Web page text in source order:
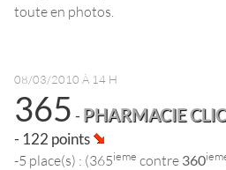
toute en photos.
08/03/2010 À 14 H
365 - PHARMACIE
- 122 points
-5 place(s) : (365ieme contre 360